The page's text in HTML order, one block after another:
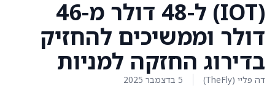
(IOT) ל-48 דולר מ-46
דולר וממשיכים להחזיק
בדירוג החזקה למניות
דה פליי (TheFly) 5 בדצמבר 2025